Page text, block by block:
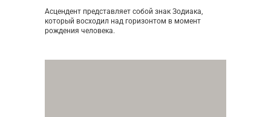
Асцендент представляет собой знак Зодиака,
который восходил над горизонтом в момент
рождения человека.